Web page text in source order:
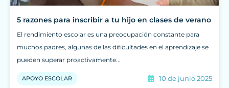
5 razones para inscribir a tu hijo en clases de verano
El rendimiento escolar es una preocupación constante para
muchos padres, algunas de las dificultades en el aprendizaje se
pueden superar proactivamente...
APOYO ESCOLAR 10 de junio 2025